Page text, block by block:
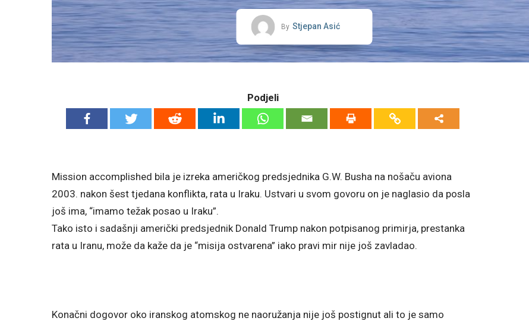
By Stjepan Asić
Podjeli
Mission accomplished bila je izreka američkog predsjednika G.W. Busha na nošaču aviona
2003. nakon šest tjedana konflikta, rata u Iraku. Ustvari u svom govoru on je naglasio da posla
još ima, “imamo težak posao u Iraku”.
Tako isto i sadašnji američki predsjednik Donald Trump nakon potpisanog primirja, prestanka
rata u Iranu, može da kaže da je “misija ostvarena” iako pravi mir nije još zavladao.
Konačni dogovor oko iranskog atomskog ne naoružanja nije još postignut ali to je samo